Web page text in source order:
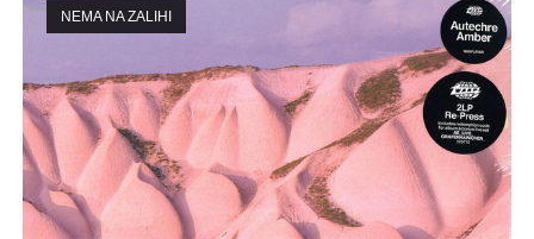
NEMA NA ZALIHI